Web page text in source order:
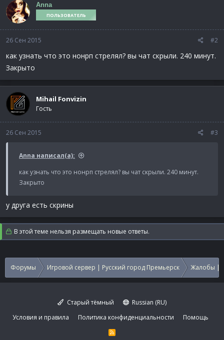
Anna
ПОЛЬЗОВАТЕЛЬ
26 Сен 2015 #2
как узнать что это нонрп стрелял? вы чат скрыли. 240 минут.
Закрыто
Mihail Fonvizin
Гость
26 Сен 2015 #3
Anna написал(а):
как узнать что это нонрп стрелял? вы чат скрыли. 240 минут.
Закрыто
у друга есть скрины
В этой теме нельзя размещать новые ответы.
Форумы Игровой сервер | Русский город Премьерск Жалобы |
Старый тёмный
Russian (RU)
Условия и правила
Политика конфиденциальности Помощь
R
S